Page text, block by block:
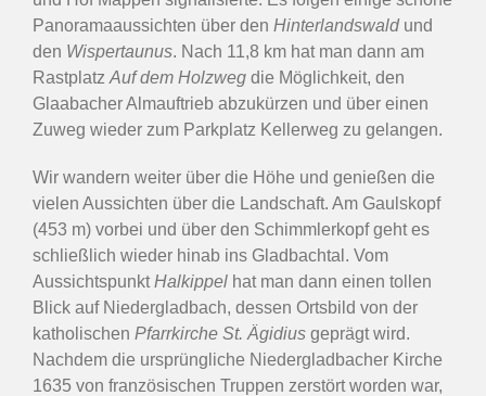
Panoramaaussichten über den Hinterlandswaldund
den Wispertaunus. Nach 11,8 km hat man dann am
Rastplatz Auf dem Holzweg die Möglichkeit, den
Glaabacher Almauftrieb abzukürzen und über einen
Zuweg wieder zum Parkplatz Kellerweg zu gelangen.
Wir wandern weiter über die Höhe und genießen die
vielen Aussichten über die Landschaft. Am Gaulskopf
(453 m) vorbei und über den Schimmlerkopf geht es
schließlich wieder hinab ins Gladbachtal. Vom
AussichtspunktHalkippel hat man dann einen tollen
Blick auf Niedergladbach, dessen Ortsbild von der
katholischen Pfarrkirche St. Ägidius geprägt wird.
Nachdem die ursprüngliche Niedergladbacher Kirche
1635 von französischen Truppen zerstört worden war,